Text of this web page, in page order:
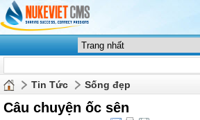
Tin Tức Sống đẹp
Câu chuyện ốc sên